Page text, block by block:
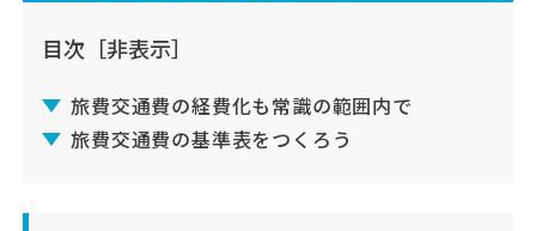
目次 ［非表示］
旅費交通費の経費化も常識の範囲内で
旅費交通費の基準表をつくろう